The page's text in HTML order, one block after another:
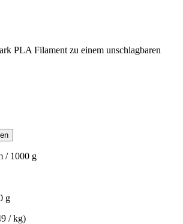
PLA Filament zu einem unschlagbaren
/ 1000 g
g
/ kg)